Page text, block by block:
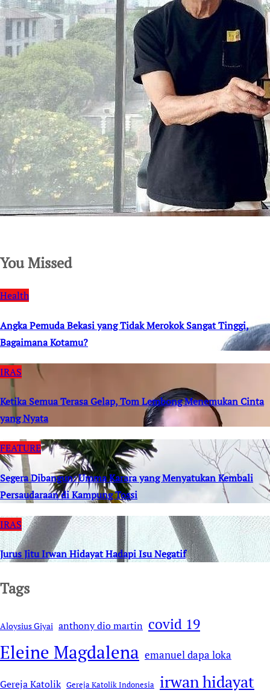
You Missed
Health
Angka Pemuda Bekasi yang Tidak Merokok Sangat Tinggi,
Bagaimana Kotamu?
IRAS
Ketika Semua Terasa Gelap, Tom Lembong Menemukan Cinta
yang Nyata
FEATURE
Segera Dibangun: Umma Karara yang Menyatukan Kembali
Persaudaraan di Kampung Tossi
IRAS
Jurus Jitu Irwan Hidayat Hadapi Isu Negatif
Tags
Aloysius Giyai anthony dio martin covid 19
Eleine Magdalena emanuel dapa loka
Gereja Katolik Gereja Katolik Indonesia irwan hidayat